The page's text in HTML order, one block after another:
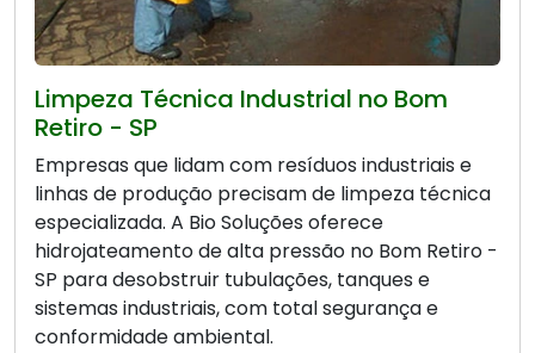
Limpeza Técnica Industrial no Bom
Retiro - SP
Empresas que lidam com resíduos industriais e
linhas de produção precisam de limpeza técnica
especializada. A Bio Soluções oferece
hidrojateamento de alta pressão no Bom Retiro -
SP para desobstruir tubulações, tanques e
sistemas industriais, com total segurança e
conformidade ambiental.